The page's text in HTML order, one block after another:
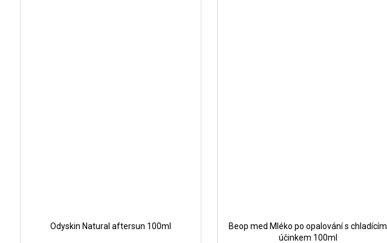
Odyskin Natural aftersun 100ml
Beop med Mléko po opalování s chladícím
účinkem 100ml